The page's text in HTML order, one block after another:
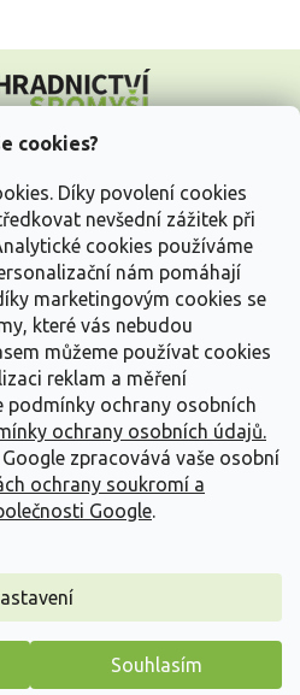
cookies?
Díky povolení cookies
nevšední zážitek při
cookies používáme
nám pomáhají
marketingovým cookies se
které vás nebudou
můžeme používat cookies
reklam a měření
podmínky ochrany osobních
ochrany osobních údajů.
zpracovává vaše osobní
ochrany soukromí a
Google.
Souhlasím
Shoptet
Spomyšl
. Všechna práva